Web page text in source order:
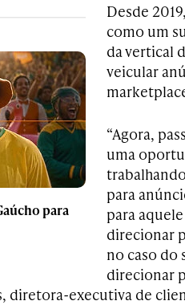
para
Desde
como um
da vertical
veicular
“Agora,
uma
para
para
direcionar
no caso do
direcionar
diretora-executiva de